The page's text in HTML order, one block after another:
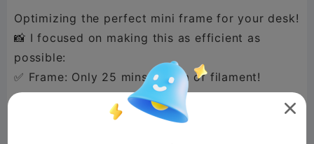
Optimizing the perfect mini frame for your desk!
📸 I focused on making this as efficient as
possible:
✅ Frame: Only 25 mins & ~3m of filament!
✅ Back Insert: Currently 47 mins, but I'm
tweaking the settings to make it even faster! ⚙️
